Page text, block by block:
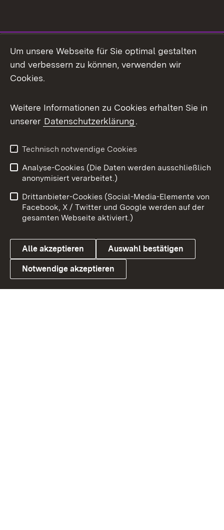
Facebook
X / Twitter
Youtube
Link zum Landesportal
Impressum
Kontakt
Barrierefreiheit
Datenschutz
Cookies
Um unsere Webseite für Sie optimal gestalten
und verbessern zu können, verwenden wir
Cookies.
Weitere Informationen zu Cookies erhalten Sie in
unserer Datenschutzerklärung.
Technisch notwendige Cookies
Analyse-Cookies (Die Daten werden ausschließlich
anonymisiert verarbeitet.)
Drittanbieter-Cookies (Social-Media-Elemente von
Facebook, X / Twitter und Google werden auf der
gesamten Webseite aktiviert.)
Alle akzeptieren Auswahl bestätigen
Notwendige akzeptieren